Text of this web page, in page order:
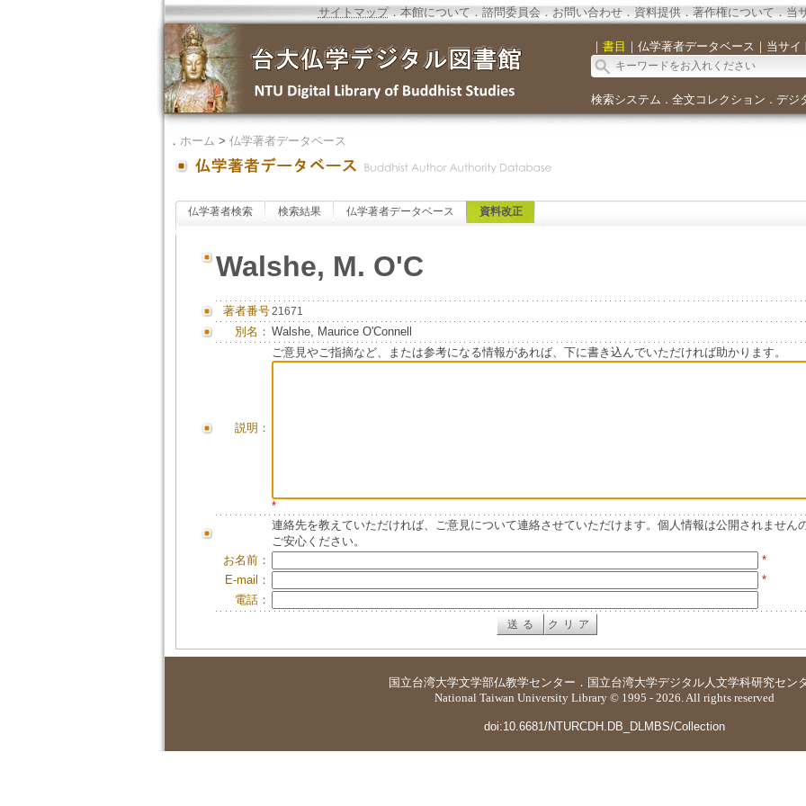
サイトマップ．本館について．諮問委員会． お問い合わせ． 資料提供．著作権について．当
｜ 書目 ｜ 仏学著者データベース ｜ 当サイ
検索システム ． 全文コレクション ． デジ
． ホーム > 仏学著者データベース
仏学著者検索 検索結果 仏学著者データベース 資料改正
Walshe, M. O'C
著者番号21671
別名： Walshe, Maurice O'Connell
説明：
ご意見やご指摘など、または参考になる情報があれば、下に書き込んでいただければ助かります。
*
連絡先を教えていただければ、ご意見について連絡させていただけます。個人情報は公開されません
ご安心ください。
お名前：
*
E-mail：
*
電話：
国立台湾大学文学部仏教学センター ． 国立台湾大学デジタル人文学科研究セン
National Taiwan University Library © 1995 - 2026. All rights reserved
doi:10.6681/NTURCDH.DB_DLMBS/Collection